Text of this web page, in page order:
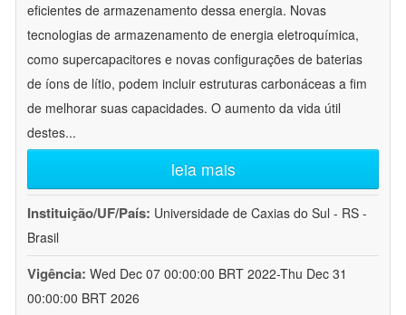
eficientes de armazenamento dessa energia. Novas
tecnologias de armazenamento de energia eletroquímica,
como supercapacitores e novas configurações de baterias
de íons de lítio, podem incluir estruturas carbonáceas a fim
de melhorar suas capacidades. O aumento da vida útil
destes...
leia mais
Instituição/UF/País: Universidade de Caxias do Sul - RS -
Brasil
Vigência: Wed Dec 07 00:00:00 BRT 2022-Thu Dec 31
00:00:00 BRT 2026